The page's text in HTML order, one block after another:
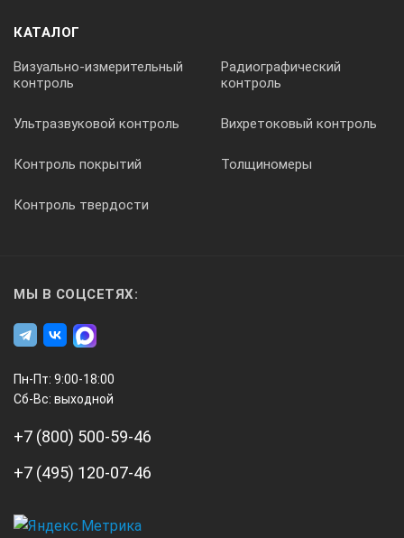
КАТАЛОГ
Визуально-измерительный
контроль
Радиографический
контроль
Ультразвуковой контроль Вихретоковый контроль
Контроль покрытий Толщиномеры
Контроль твердости
МЫ В СОЦСЕТЯХ:
Пн-Пт: 9:00-18:00
Сб-Вс: выходной
+7 (800) 500-59-46
+7 (495) 120-07-46